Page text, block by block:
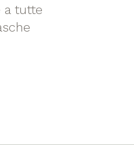
a tutte